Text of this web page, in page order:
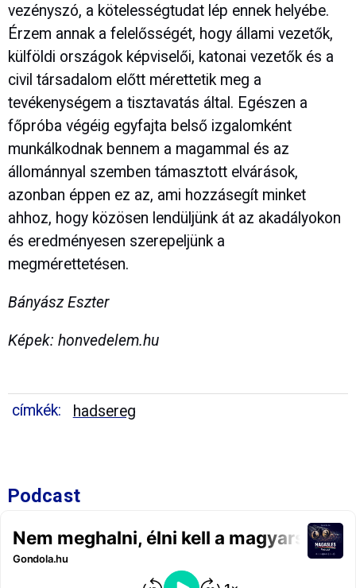
vezényszó, a kötelességtudat lép ennek helyébe.
Érzem annak a felelősségét, hogy állami vezetők,
külföldi országok képviselői, katonai vezetők és a
civil társadalom előtt mérettetik meg a
tevékenységem a tisztavatás által. Egészen a
főpróba végéig egyfajta belső izgalomként
munkálkodnak bennem a magammal és az
állománnyal szemben támasztott elvárások,
azonban éppen ez az, ami hozzásegít minket
ahhoz, hogy közösen lendüljünk át az akadályokon
és eredményesen szerepeljünk a
megmérettetésen.
Bányász Eszter
Képek: honvedelem.hu
címkék: hadsereg
Podcast